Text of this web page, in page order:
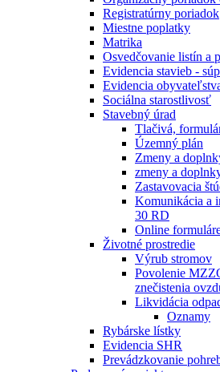
Registratúrny poriadok
Miestne poplatky
Matrika
Osvedčovanie listín a
Evidencia stavieb -
Evidencia
Sociálna starostlivosť
Stavebný úrad
Tlačivá,
Územný plán
Zmeny a
zmeny a
Zastavovacia
Komunikácia a
30 RD
Online
Životné prostredie
Výrub stromov
Povolenie
znečistenia
Likvidácia
Oznamy
Rybárske lístky
Evidencia SHR
Prevádzkovanie